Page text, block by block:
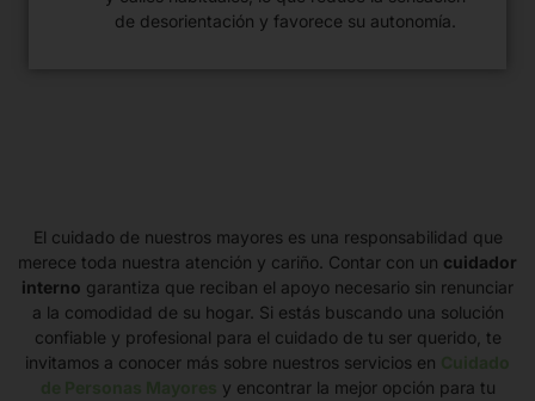
de desorientación y favorece su autonomía.
El cuidado de nuestros mayores es una responsabilidad que
merece toda nuestra atención y cariño. Contar con un cuidador
interno garantiza que reciban el apoyo necesario sin renunciar
a la comodidad de su hogar. Si estás buscando una solución
confiable y profesional para el cuidado de tu ser querido, te
invitamos a conocer más sobre nuestros servicios en
y encontrar la mejor opción para tu